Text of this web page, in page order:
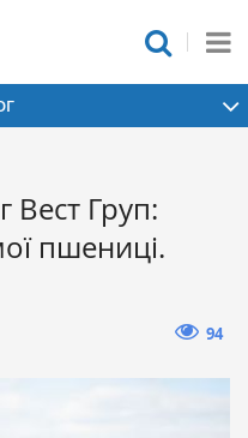
Вест Груп:
пшениці.
94